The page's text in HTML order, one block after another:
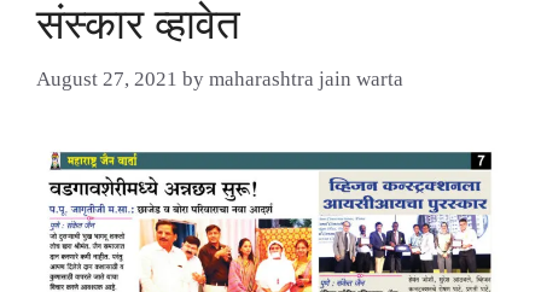
संस्कार व्हावेत
August 27, 2021 by maharashtra jain warta